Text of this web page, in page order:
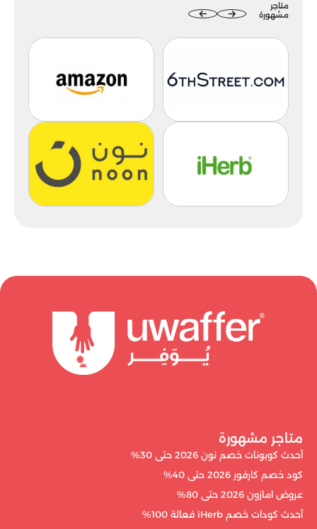
متاجر
مشهورة
متاجر مشهورة
أحدث كوبونات خصم نون 2026 حتى 30%
كود خصم كارفور 2026 حتى 40%
عروض امازون 2026 حتى 80%
أحدث كودات خصم iHerb فعالة 100%